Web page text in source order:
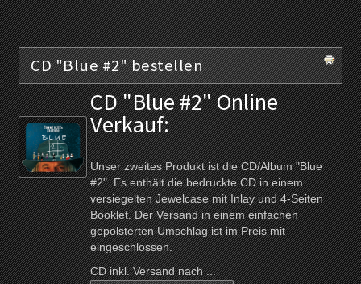
CD "Blue #2" bestellen
CD "Blue #2" Online
Verkauf:
Unser zweites Produkt ist die CD/Album "Blue
#2". Es enthält die bedruckte CD in einem
versiegelten Jewelcase mit Inlay und 4-Seiten
Booklet. Der Versand in einem einfachen
gepolsterten Umschlag ist im Preis mit
eingeschlossen.
CD inkl. Versand nach ...